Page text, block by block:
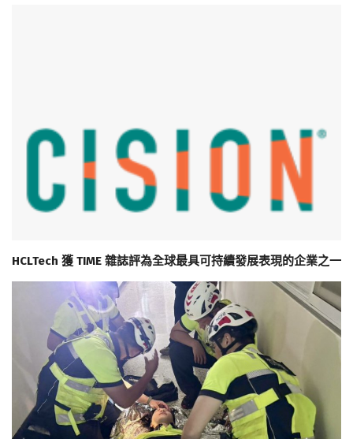
HCLTech 獲 TIME 雜誌評為全球最具可持續發展表現的企業之一